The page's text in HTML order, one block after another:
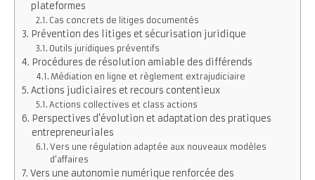
plateformes
Cas concrets de litiges documentés
Prévention des litiges et sécurisation juridique
Outils juridiques préventifs
Procédures de résolution amiable des différends
Médiation en ligne et règlement extrajudiciaire
Actions judiciaires et recours contentieux
Actions collectives et class actions
Perspectives d’évolution et adaptation des pratiques
entrepreneuriales
Vers une régulation adaptée aux nouveaux modèles
d’affaires
Vers une autonomie numérique renforcée des